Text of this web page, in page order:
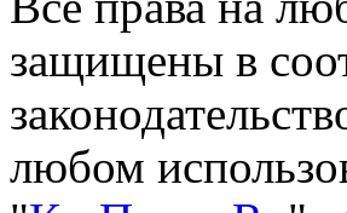
защищены в
любом